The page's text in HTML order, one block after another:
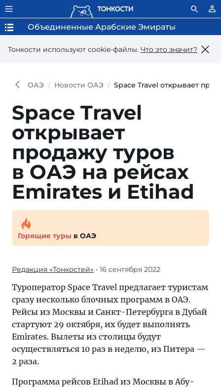
Тонкости используют сookie-файлы. Что это значит?
Объединенные Арабские Эмираты
ОАЭ Новости ОАЭ Space Travel открывает
Space Travel
открывает
продажу туров
в ОАЭ на рейсах
Emirates и Etihad
Горящие туры в ОАЭ
Редакция «Тонкостей» • 16 сентября 2022
Туроператор Space Travel предлагает туристам
сразу несколько блочных программ в ОАЭ.
Рейсы из Москвы и Санкт-Петербурга в Дубай
стартуют 29 октября, их будет выполнять
Emirates. Вылеты из столицы будут
осуществляться 10 раз в неделю, из Питера —
2 раза.
Программа рейсов Etihad из Москвы в Абу-